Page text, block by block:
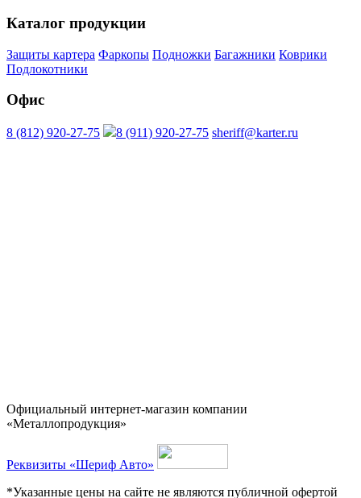
Каталог продукции
Защиты картера Фаркопы Подножки Багажники Коврики
Подлокотники
Офис
8 (812) 920-27-75 8 (911) 920-27-75 sheriff@karter.ru
Официальный интернет-магазин компании
«Металлопродукция»
Реквизиты «Шериф Авто»
*Указанные цены на сайте не являются публичной офертой